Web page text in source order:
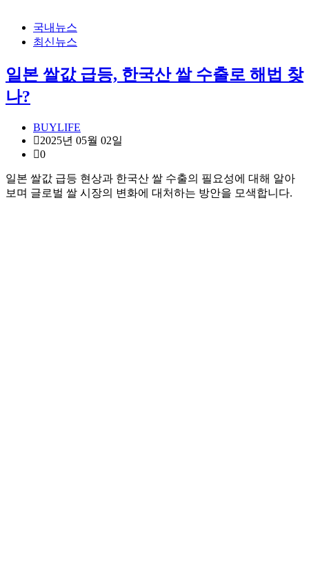
국내뉴스
최신뉴스
일본 쌀값 급등, 한국산 쌀 수출로 해법 찾
나?
BUYLIFE
2025년 05월 02일
0
일본 쌀값 급등 현상과 한국산 쌀 수출의 필요성에 대해 알아
보며 글로벌 쌀 시장의 변화에 대처하는 방안을 모색합니다.